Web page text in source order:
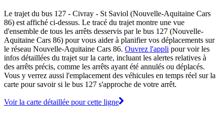
Le trajet du bus 127 - Civray - St Saviol (Nouvelle-Aquitaine Cars
86) est affiché ci-dessus. Le tracé du trajet montre une vue
d'ensemble de tous les arrêts desservis par le bus 127 (Nouvelle-
Aquitaine Cars 86) pour vous aider à planifier vos déplacements sur
le réseau Nouvelle-Aquitaine Cars 86. Ouvrez l'appli pour voir les
infos détaillées du trajet sur la carte, incluant les alertes relatives à
des arrêts précis, comme les arrêts ayant été annulés ou déplacés.
Vous y verrez aussi l'emplacement des véhicules en temps réel sur la
carte pour savoir si le bus 127 s'approche de votre arrêt.
Voir la carte détaillée pour cette ligne